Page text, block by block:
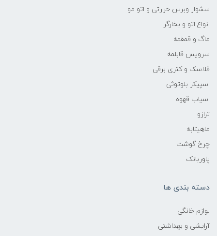
سشوار وبرس حرارتی و اتو مو
انواع اتو و بخارگر
ماگ و قمقمه
سرویس قابلمه
فلاسک و کتری برقی
اسپیکر بلوتوثی
اسیاب قهوه
ترازو
ماهیتابه
چرخ گوشت
پاوربانک
دسته بندی ها
لوازم خانگی
آرایشی و بهداشتی